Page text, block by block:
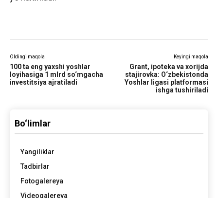
Oldingi maqola
100 ta eng yaxshi yoshlar
loyihasiga 1 mlrd so‘mgacha
investitsiya ajratiladi
Keyingi maqola
Grant, ipoteka va xorijda
stajirovka: O‘zbekistonda
Yoshlar ligasi platformasi
ishga tushiriladi
Bo‘limlar
Yangiliklar
Tadbirlar
Fotogalereya
Videogalereya